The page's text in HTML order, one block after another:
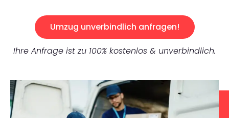
Umzug unverbindlich anfragen!
Ihre Anfrage ist zu 100% kostenlos & unverbindlich.